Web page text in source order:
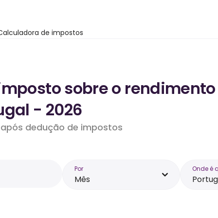
de impostos
sobre o
- 2026
dedução de impostos
Por
Mês
Onde é